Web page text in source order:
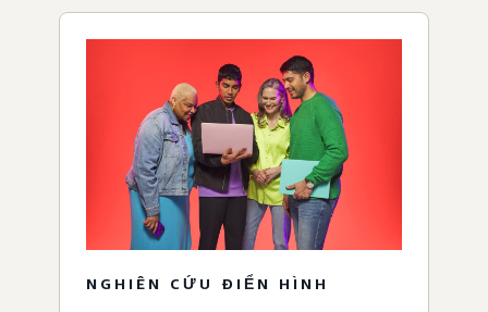
NGHIÊN CỨU ĐIỂN HÌNH